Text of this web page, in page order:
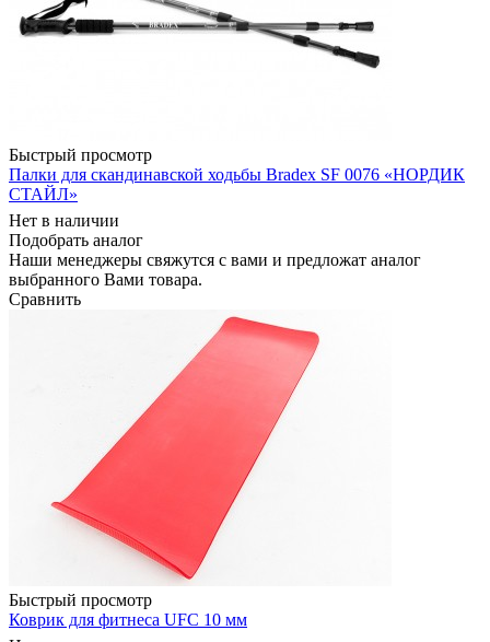
Быстрый просмотр
Палки для скандинавской ходьбы Bradex SF 0076 «НОРДИК
СТАЙЛ»
Нет в наличии
Подобрать аналог
Наши менеджеры свяжутся с вами и предложат аналог
выбранного Вами товара.
Сравнить
Быстрый просмотр
Коврик для фитнеса UFC 10 мм